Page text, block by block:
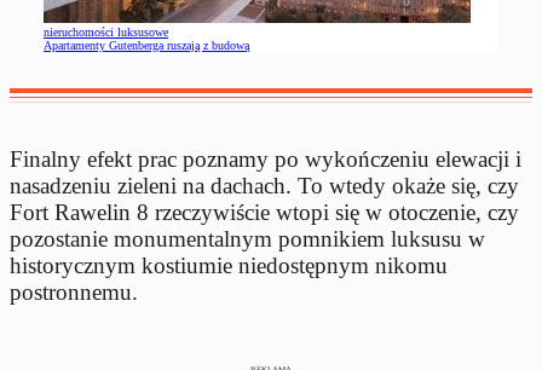
nieruchomości luksusowe
Apartamenty Gutenberga ruszają z budową
Finalny efekt prac poznamy po wykończeniu elewacji i
nasadzeniu zieleni na dachach. To wtedy okaże się, czy
Fort Rawelin 8 rzeczywiście wtopi się w otoczenie, czy
pozostanie monumentalnym pomnikiem luksusu w
historycznym kostiumie niedostępnym nikomu
postronnemu.